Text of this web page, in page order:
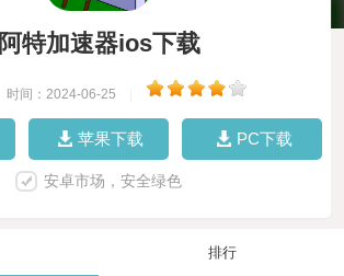
阿特加速器ios下载
时间：2024-06-25
苹果下载 PC下载
安卓市场，安全绿色
排行